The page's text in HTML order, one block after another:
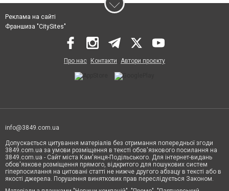
Реклама на сайті
Франшиза "CitySites"
Про нас Контакти Автори проєкту
info@3849.com.ua
Допускається цитування матеріалів без отримання попередньої згоди
3849.com.ua за умови розміщення в тексті обов'язкового посилання на
3849.com.ua - Сайт міста Кам'янця-Подільського. Для інтернет-видань
обов'язкове розміщення прямого, відкритого для пошукових систем
гіперпосилання на цитовані статті не нижче другого абзацу в тексті або в
якості джерела. Порушення виняткових прав переслідується Законом.